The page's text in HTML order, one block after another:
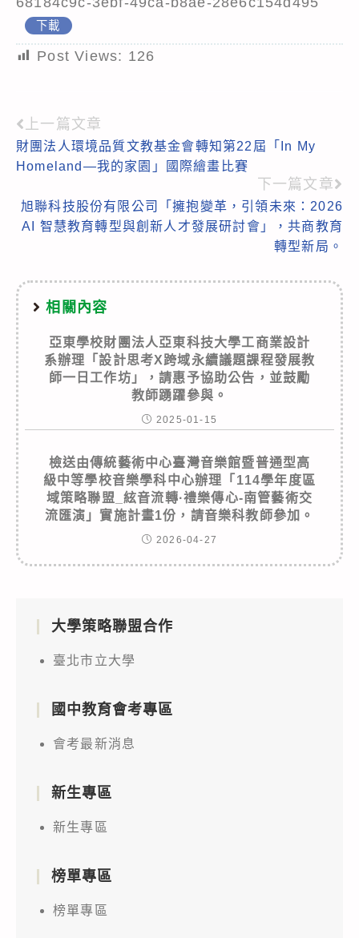
下載
Post Views: 126
Read
more
上一篇文章
財團法人環境品質文教基金會轉知第22屆「In My
Homeland—我的家園」國際繪畫比賽
下一篇文章
旭聯科技股份有限公司「擁抱變革，引領未來：2026
AI 智慧教育轉型與創新人才發展研討會」，共商教育
轉型新局。
相關內容
亞東學校財團法人亞東科技大學工商業設計
系辦理「設計思考X跨域永續議題課程發展教
師一日工作坊」，請惠予協助公告，並鼓勵
教師踴躍參與。
2025-01-15
檢送由傳統藝術中心臺灣音樂館暨普通型高
級中等學校音樂學科中心辦理「114學年度區
域策略聯盟_絃音流轉·禮樂傳心-南管藝術交
流匯演」實施計畫1份，請音樂科教師參加。
2026-04-27
大學策略聯盟合作
臺北市立大學
國中教育會考專區
會考最新消息
新生專區
新生專區
榜單專區
榜單專區